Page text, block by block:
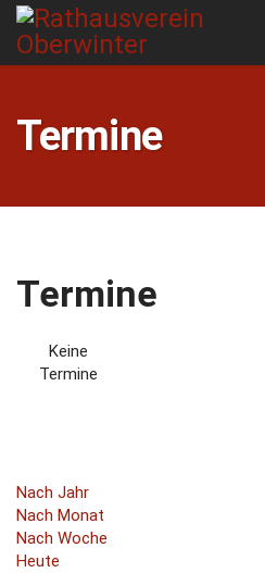
Termine
Termine
Keine
Termine
Nach Jahr
Nach Monat
Nach Woche
Heute